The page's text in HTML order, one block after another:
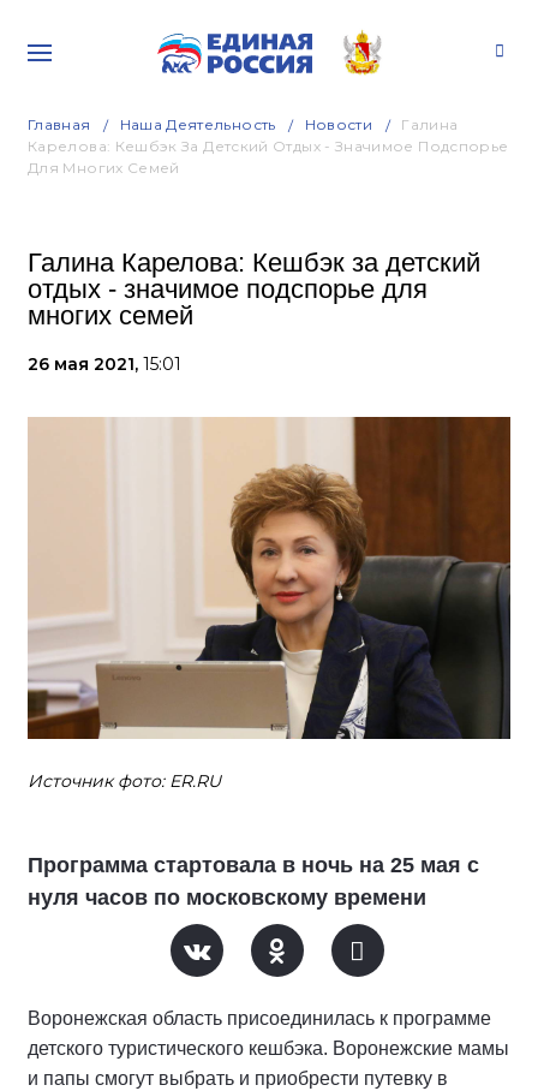
Главная Наша Деятельность Новости
Галина
Карелова: Кешбэк За Детский Отдых - Значимое Подспорье
Для Многих Семей
Галина Карелова: Кешбэк за детский
отдых - значимое подспорье для
многих семей
26 мая 2021, 15:01
Источник фото: ER.RU
Программа стартовала в ночь на 25 мая с
нуля часов по московскому времени
Воронежская область присоединилась к программе
детского туристического кешбэка. Воронежские мамы
и папы смогут выбрать и приобрести путевку в